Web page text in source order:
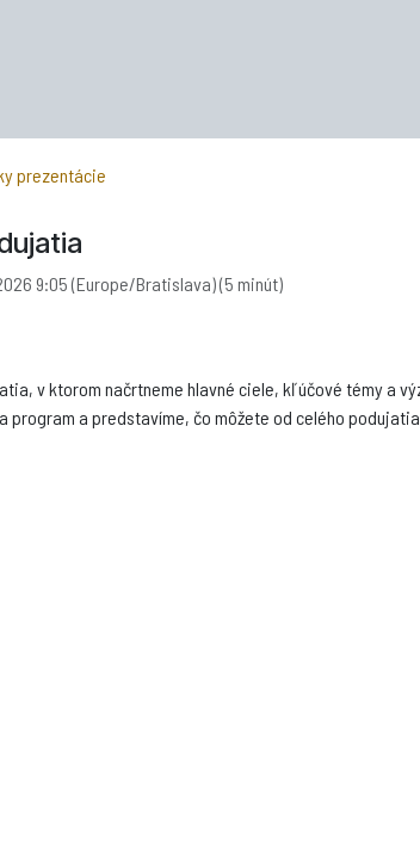
prezentácie
9:05(Europe/Bratislava) (5 minút)
v ktorom načrtneme hlavné ciele, kľúčové témy a
program a predstavíme, čo môžete od celého